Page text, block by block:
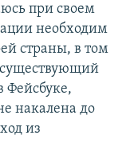
при своем
необходим
страны, в том
существующий
Фейсбуке,
накалена до
из